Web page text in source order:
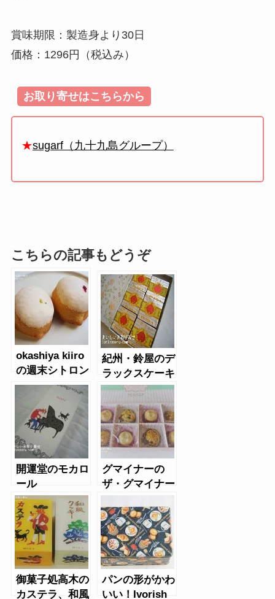
賞味期限：製造身より30日
価格：1296円（税込み）
お取り寄せはこちらから
★sugarf（九十九島グループ）
こちらの記事もどうぞ
okashiya kiiro
の週末シトロン
紀州・鈴屋のデ
ラックスケーキ
開運堂のモカロ
ール
グマイナーの
ザ・グマイナー
コレクション
御菓子処高木の
カステラ、和風
パンの形がかわ
いい！Ivorish